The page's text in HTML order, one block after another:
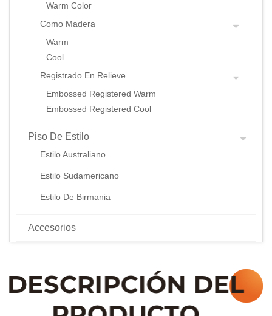
Warm Color
Como Madera
Warm
Cool
Registrado En Relieve
Embossed Registered Warm
Embossed Registered Cool
Piso De Estilo
Estilo Australiano
Estilo Sudamericano
Estilo De Birmania
Accesorios